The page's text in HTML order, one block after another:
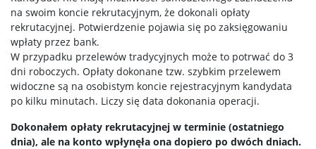
na swoim koncie rekrutacyjnym, że dokonali opłaty
rekrutacyjnej. Potwierdzenie pojawia się po zaksięgowaniu
wpłaty przez bank.
W przypadku przelewów tradycyjnych może to potrwać do 3
dni roboczych. Opłaty dokonane tzw. szybkim przelewem
widoczne są na osobistym koncie rejestracyjnym kandydata
po kilku minutach. Liczy się data dokonania operacji.
Dokonałem opłaty rekrutacyjnej w terminie (ostatniego
dnia), ale na konto wpłynęła ona dopiero po dwóch dniach.